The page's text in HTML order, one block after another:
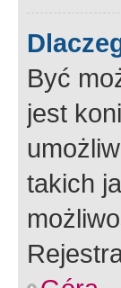
Być
jest
takich